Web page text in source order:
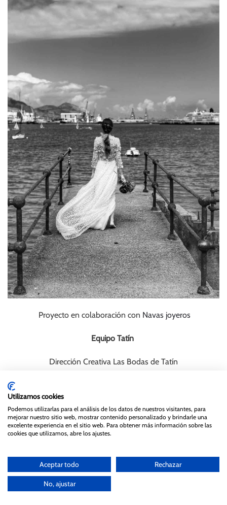
Proyecto en colaboración con Navas joyeros
Equipo Tatín
Dirección Creativa Las Bodas de Tatín
Maquillaje y peluqueríaSarainstyle
Utilizamos cookies
Podemos utilizarlas para el análisis de los datos de nuestros visitantes, para
mejorar nuestro sitio web, mostrar contenido personalizado y brindarle una
excelente experiencia en el sitio web. Para obtener más información sobre las
cookies que utilizamos, abre los ajustes.
Aceptar todo Rechazar
No, ajustar